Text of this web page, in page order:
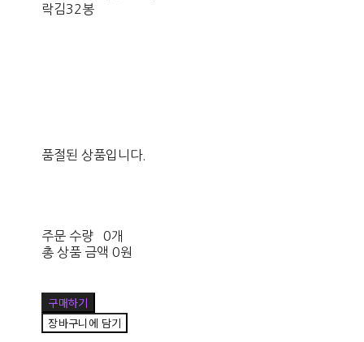
락김32봉
품절된 상품입니다.
주문 수량
0개
총 상품 금액 0원
구매하기
장바구니에 담기